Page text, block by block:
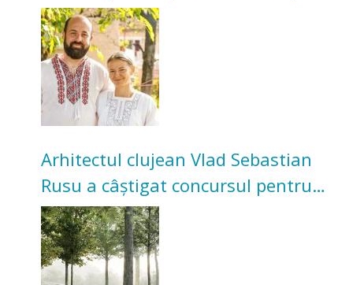
Acum cultivă legume în grădina
bunicilor
Arhitectul clujean Vlad Sebastian
Rusu a câștigat concursul pentru
transformarea Grădinii Casei
Universitarilor